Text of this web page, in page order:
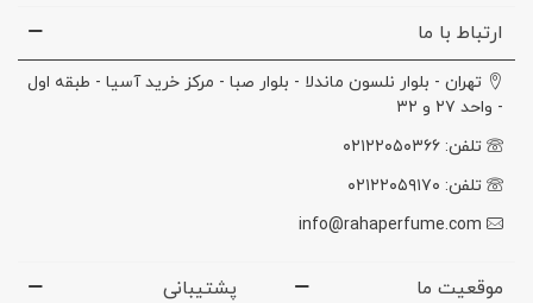
ارتباط با ما
تهران - بلوار نلسون ماندلا - بلوار صبا - مرکز خرید آسیا - طبقه اول
- واحد ۲۷ و ۳۲
تلفن: ۰۲۱۲۲۰۵۰۳۶۶
تلفن: ۰۲۱۲۲۰۵۹۱۷۰
info@rahaperfume.com
موقعیت ما پشتیبانی